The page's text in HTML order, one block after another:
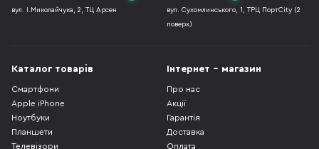
вул. І.Миколайчука, 2, ТЦ Арсен
вул. Сухомлинського, 1, ТРЦ ПортCity (2
поверх)
Каталог товарів
Смартфони
Apple iPhone
Ноутбуки
Планшети
Телевізори
Інтернет - магазин
Про нас
Акції
Гарантія
Доставка
Оплата